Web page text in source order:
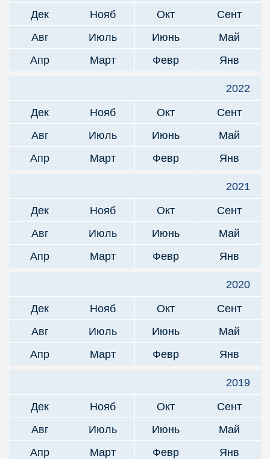
Дек
Нояб Окт
Сент
Авг
Июль Июнь
Май
Апр
Март Февр Янв
2022
Дек
Нояб Окт
Сент
Авг
Июль Июнь
Май
Апр
Март Февр Янв
2021
Дек
Нояб Окт
Сент
Авг
Июль Июнь
Май
Апр
Март Февр Янв
2020
Дек
Нояб Окт
Сент
Авг
Июль Июнь
Май
Апр
Март Февр Янв
2019
Дек
Нояб Окт
Сент
Авг
Июль Июнь
Май
Апр
Март Февр Янв